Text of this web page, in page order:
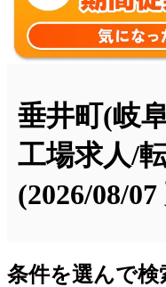
垂井町(岐
工場求人/
(2026/08/
条件を選んで検